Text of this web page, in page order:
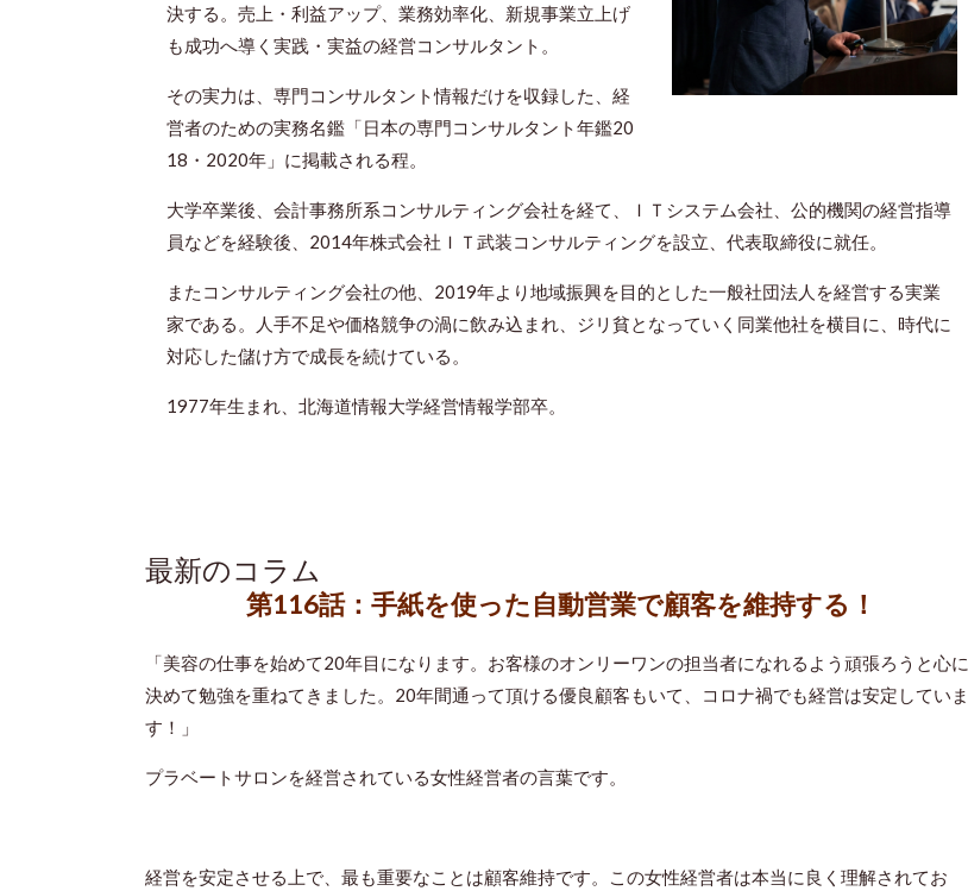
決する。売上・利益アップ、業務効率化、新規事業立上げ
も成功へ導く実践・実益の経営コンサルタント。
その実力は、専門コンサルタント情報だけを収録した、経
営者のための実務名鑑「日本の専門コンサルタント年鑑20
18・2020年」に掲載される程。
大学卒業後、会計事務所系コンサルティング会社を経て、ＩＴシステム会社、公的機関の経営指導
員などを経験後、2014年株式会社ＩＴ武装コンサルティングを設立、代表取締役に就任。
またコンサルティング会社の他、2019年より地域振興を目的とした一般社団法人を経営する実業
家である。人手不足や価格競争の渦に飲み込まれ、ジリ貧となっていく同業他社を横目に、時代に
対応した儲け方で成長を続けている。
1977年生まれ、北海道情報大学経営情報学部卒。
最新のコラム
第116話：手紙を使った自動営業で顧客を維持する！
「美容の仕事を始めて20年目になります。お客様のオンリーワンの担当者になれるよう頑張ろうと心に
決めて勉強を重ねてきました。20年間通って頂ける優良顧客もいて、コロナ禍でも経営は安定していま
す！」
プラベートサロンを経営されている女性経営者の言葉です。
経営を安定させる上で、最も重要なことは顧客維持です。この女性経営者は本当に良く理解されてお